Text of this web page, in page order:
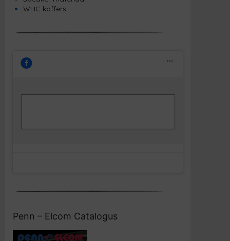
WHC koffers
Penn – Elcom Catalogus